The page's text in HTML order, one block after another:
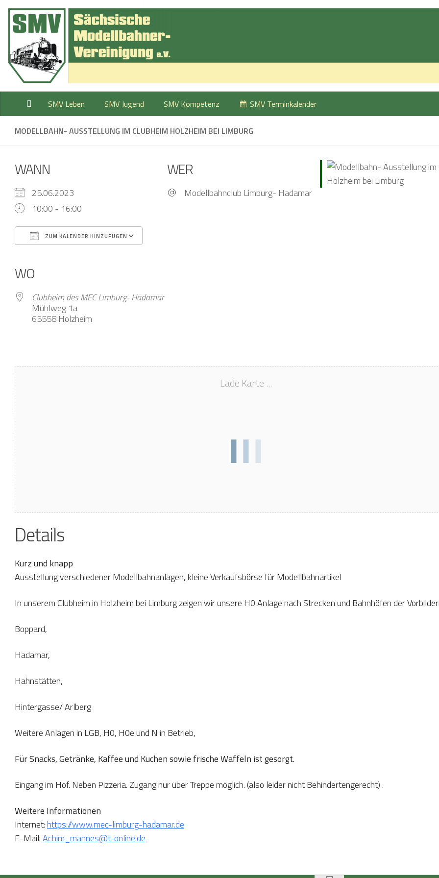
Zum Inhalt springen
SMV Leben SMV Jugend SMV Kompetenz SMV Terminkalender
MODELLBAHN- AUSSTELLUNG IM CLUBHEIM HOLZHEIM BEI LIMBURG
WANN
25.06.2023
10:00 - 16:00
ZUM KALENDER HINZUFÜGEN
WO
Clubheim des MEC Limburg- Hadamar
Mühlweg 1a
65558 Holzheim
WER
Modellbahnclub Limburg- Hadamar
Lade Karte ...
Details
Kurz und knapp
Ausstellung verschiedener Modellbahnanlagen, kleine Verkaufsbörse für Modellbahnartikel
In unserem Clubheim in Holzheim bei Limburg zeigen wir unsere H0 Anlage nach Strecken und Bahnhöfen der
Boppard,
Hadamar,
Hahnstätten,
Hintergasse/ Arlberg
Weitere Anlagen in LGB, H0, H0e und N in Betrieb,
Für Snacks, Getränke, Kaffee und Kuchen sowie frische Waffeln ist gesorgt.
Eingang im Hof. Neben Pizzeria. Zugang nur über Treppe möglich. (also leider nicht Behindertengerecht) .
Weitere Informationen
Internet:https://www.mec-limburg-hadamar.de
E-Mail:Achim_mannes@t-online.de